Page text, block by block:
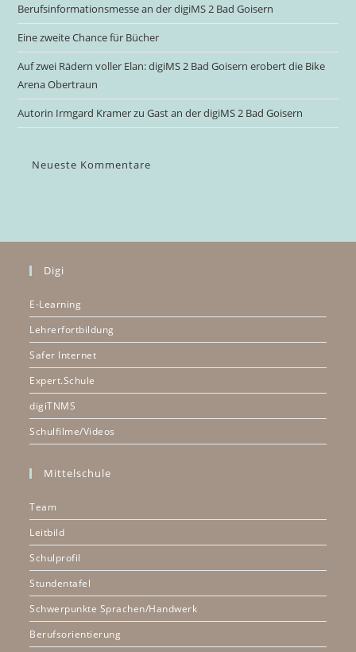
Berufsinformationsmesse an der digiMS 2 Bad Goisern
Eine zweite Chance für Bücher
Auf zwei Rädern voller Elan: digiMS 2 Bad Goisern erobert die Bike
Arena Obertraun
Autorin Irmgard Kramer zu Gast an der digiMS 2 Bad Goisern
Neueste Kommentare
Digi
E-Learning
Lehrerfortbildung
Safer Internet
Expert.Schule
digiTNMS
Schulfilme/Videos
Mittelschule
Team
Leitbild
Schulprofil
Stundentafel
Schwerpunkte Sprachen/Handwerk
Berufsorientierung